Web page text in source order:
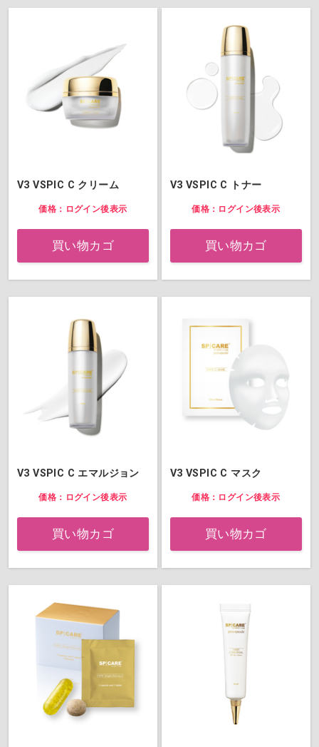
V3 VSPIC C クリーム
価格：ログイン後表示
買い物カゴ
V3 VSPIC C トナー
価格：ログイン後表示
買い物カゴ
V3 VSPIC C エマルジョン
価格：ログイン後表示
買い物カゴ
V3 VSPIC C マスク
価格：ログイン後表示
買い物カゴ